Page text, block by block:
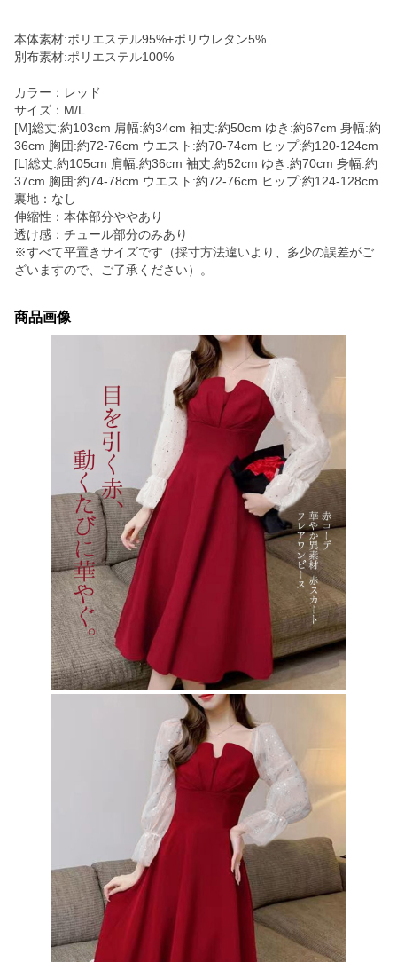
本体素材:ポリエステル95%+ポリウレタン5%
別布素材:ポリエステル100%
カラー：レッド
サイズ：M/L
[M]総丈:約103cm 肩幅:約34cm 袖丈:約50cm ゆき:約67cm 身幅:約
36cm 胸囲:約72-76cm ウエスト:約70-74cm ヒップ:約120-124cm
[L]総丈:約105cm 肩幅:約36cm 袖丈:約52cm ゆき:約70cm 身幅:約
37cm 胸囲:約74-78cm ウエスト:約72-76cm ヒップ:約124-128cm
裏地：なし
伸縮性：本体部分ややあり
透け感：チュール部分のみあり
※すべて平置きサイズです（採寸方法違いより、多少の誤差がご
ざいますので、ご了承ください）。
商品画像